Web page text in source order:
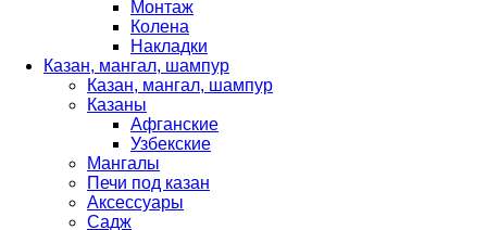
Монтаж
Колена
Накладки
Казан, мангал, шампур
Казан, мангал, шампур
Казаны
Афганские
Узбекские
Мангалы
Печи под казан
Аксессуары
Садж